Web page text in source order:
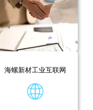
海螺新材工业互联网